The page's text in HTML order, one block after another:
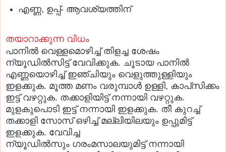
എണ്ണ, ഉപ്പ്‌- ആവശ്യത്തിന്‌
തയാറാക്കുന്ന വിധം
പാനില്‍ വെള്ളമൊഴിച്ച്‌ തിളച്ച ശേഷം
ന്യൂഡില്‍സിട്ട്‌ വേവിക്കുക. ചൂടായ പാനില്‍
എണ്ണയൊഴിച്ച്‌ ഇഞ്ചിയും വെളുത്തുള്ളിയും
ഇളക്കുക. മൂത്ത മണം വരുമ്പാള്‍ ഉള്ളി, കാപ്‌സിക്കം
ഇട്ട്‌ വഴറ്റുക. തക്കാളിയിട്ട്‌ നന്നായി വഴറ്റുക.
മുളകുപൊടി ഇട്ട്‌ നന്നായി ഇളക്കുക. തീ കുറച്ച്‌
തക്കാളി സോസ്‌ ഒഴിച്ച്‌ മല്ലിയിലയും ഉപ്പുമിട്ട്‌
ഇളക്കുക. വേവിച്ച
ന്യൂഡില്‍സും ഗരംമസാലയുമിട്ട്‌ നന്നായി